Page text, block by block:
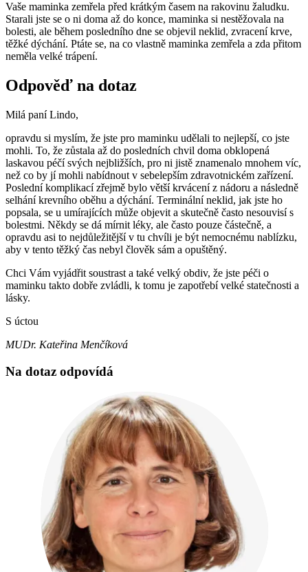
Vaše maminka zemřela před krátkým časem na rakovinu žaludku.
Starali jste se o ni doma až do konce, maminka si nestěžovala na
bolesti, ale během posledního dne se objevil neklid, zvracení krve,
těžké dýchání. Ptáte se, na co vlastně maminka zemřela a zda přitom
neměla velké trápení.
Odpověď na dotaz
Milá paní Lindo,
opravdu si myslím, že jste pro maminku udělali to nejlepší, co jste
mohli. To, že zůstala až do posledních chvil doma obklopená
laskavou péčí svých nejbližších, pro ni jistě znamenalo mnohem víc,
než co by jí mohli nabídnout v sebelepším zdravotnickém zařízení.
Poslední komplikací zřejmě bylo větší krvácení z nádoru a následně
selhání krevního oběhu a dýchání. Terminální neklid, jak jste ho
popsala, se u umírajících může objevit a skutečně často nesouvisí s
bolestmi. Někdy se dá mírnit léky, ale často pouze částečně, a
opravdu asi to nejdůležitější v tu chvíli je být nemocnému nablízku,
aby v tento těžký čas nebyl člověk sám a opuštěný.
Chci Vám vyjádřit soustrast a také velký obdiv, že jste péči o
maminku takto dobře zvládli, k tomu je zapotřebí velké statečnosti a
lásky.
S úctou
MUDr. Kateřina Menčíková
Na dotaz odpovídá